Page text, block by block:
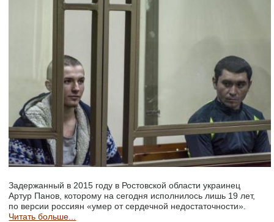
Задержанный в 2015 году в Ростовской области украинец
Артур Панов, которому на сегодня исполнилось лишь 19 лет,
по версии россиян «умер от сердечной недостаточности».
Читать больше...